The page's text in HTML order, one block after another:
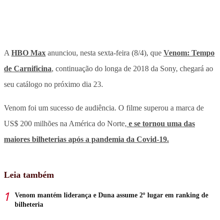
A HBO Max anunciou, nesta sexta-feira (8/4), que Venom: Tempo
de Carnificina, continuação do longa de 2018 da Sony, chegará ao
seu catálogo no próximo dia 23.
Venom foi um sucesso de audiência. O filme superou a marca de
US$ 200 milhões na América do Norte, e se tornou uma das
maiores bilheterias após a pandemia da Covid-19.
Leia também
Venom mantém liderança e Duna assume 2º lugar em ranking de
bilheteria